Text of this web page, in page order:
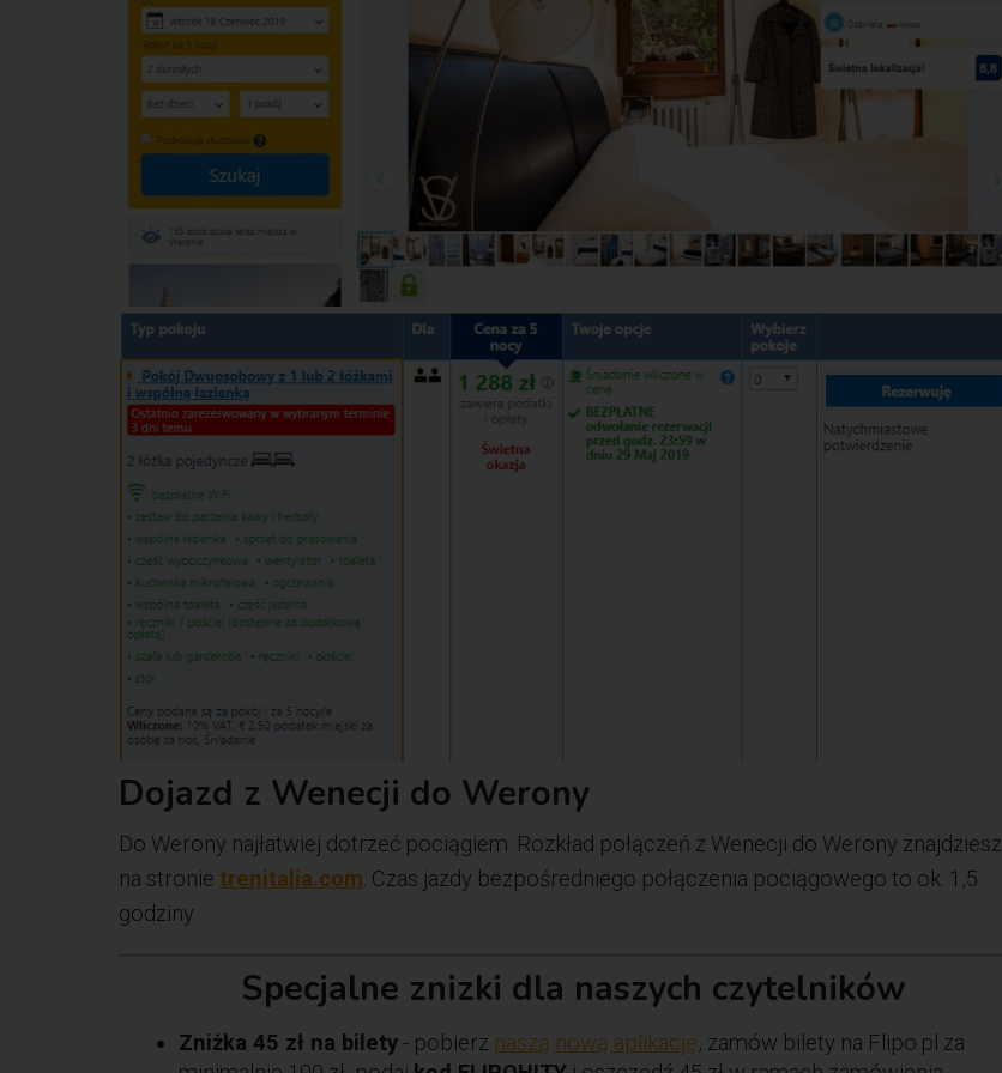
Dojazd z Wenecji do Werony
Do Werony najłatwiej dotrzeć pociągiem. Rozkład połączeń z Wenecji do Werony znajdziesz
na stronietrenitalia.com . Czas jazdy bezpośredniego połączenia pociągowego to ok. 1,5
godziny.
Specjalne znizki dla naszych czytelników
Zniżka 45 zł na bilety - pobierz naszą nową aplikację, zamów bilety na Flipo.pl za